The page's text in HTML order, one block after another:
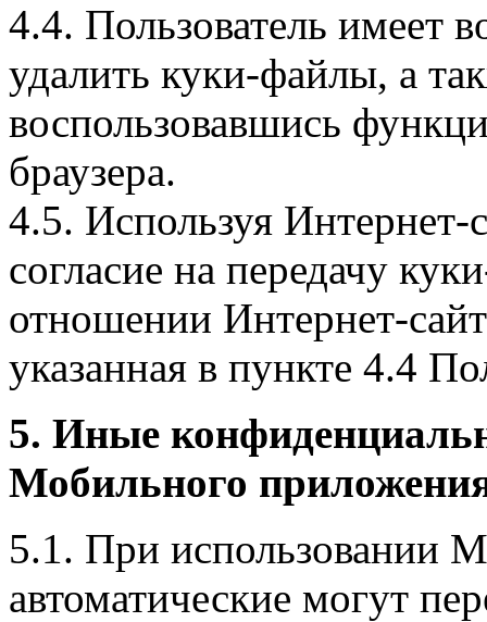
4.4. Пользователь имеет
удалить куки-файлы, а
воспользовавшись
браузера.
4.5. Используя Интернет-
согласие на передачу
отношении Интернет-
указанная в пункте 4.4
5. Иные
Мобильного
5.1. При использовании
автоматические могут